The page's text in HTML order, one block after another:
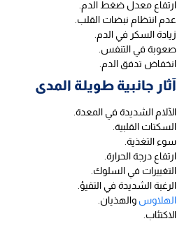
ارتفاع معدل ضغط الدم.
عدم انتظام نبضات القلب.
زيادة السكر في الدم.
صعوبة في التنفس.
انخفاض تدفق الدم.
آثار جانبية طويلة المدى
الآلام الشديدة في المعدة.
السكتات القلبية.
سوء التغذية.
ارتفاع درجة الحرارة.
التغييرات في السلوك.
الرغبة الشديدة في التقيؤ.
الهلاوس والهذيان.
الاكتئاب.